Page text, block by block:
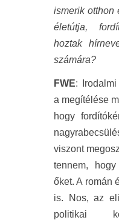
ismerik otthon
életútja,
hoztak
számára?
FWE:
a megítélése
hogy
viszont
tennem,
őket. A román
is. Nos, az
politikai